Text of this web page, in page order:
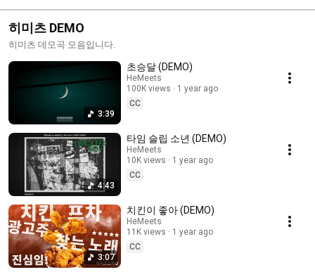
히미츠 DEMO
히미츠 데모곡 모음입니다.
3:39
초승달 (DEMO)
HeMeets
100K views
1 year ago
CC
4:43
타임 슬립 소년 (DEMO)
HeMeets
10K views
1 year ago
CC
3:07
치킨이 좋아 (DEMO)
HeMeets
11K views
1 year ago
CC